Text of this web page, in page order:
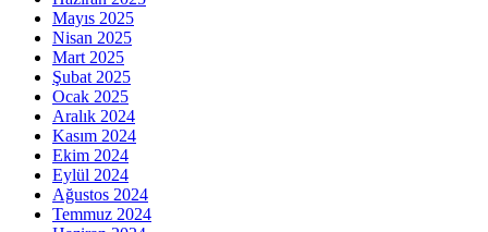
Mayıs 2025
Nisan 2025
Mart 2025
Şubat 2025
Ocak 2025
Aralık 2024
Kasım 2024
Ekim 2024
Eylül 2024
Ağustos 2024
Temmuz 2024